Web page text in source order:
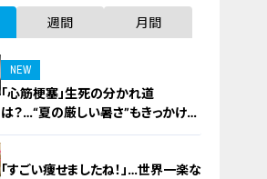
週間 月間
NEW
「心筋梗塞」生死の分かれ道
は？…“夏の厳しい暑さ”もきっかけ
に！発症前のキケンなサインと対処
「すごい痩せましたね！」…世界一楽な